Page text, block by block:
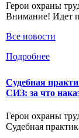
Герои охраны
Внимание! Идет
Все новости
Подробнее
Судебная
СИЗ: за что
Герои охраны
Судебная